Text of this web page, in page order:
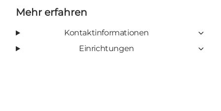
Mehr erfahren
Kontaktinformationen
Einrichtungen